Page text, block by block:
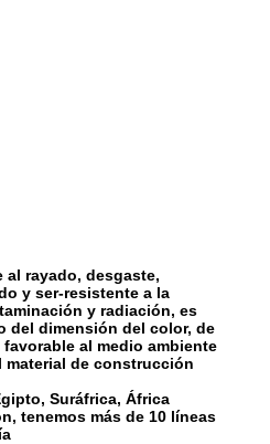
al rayado, desgaste,
y ser-resistente a la
y radiación, es
del dimensión del color, de
al medio ambiente
material de construcción
Suráfrica, África
tenemos más de 10 líneas